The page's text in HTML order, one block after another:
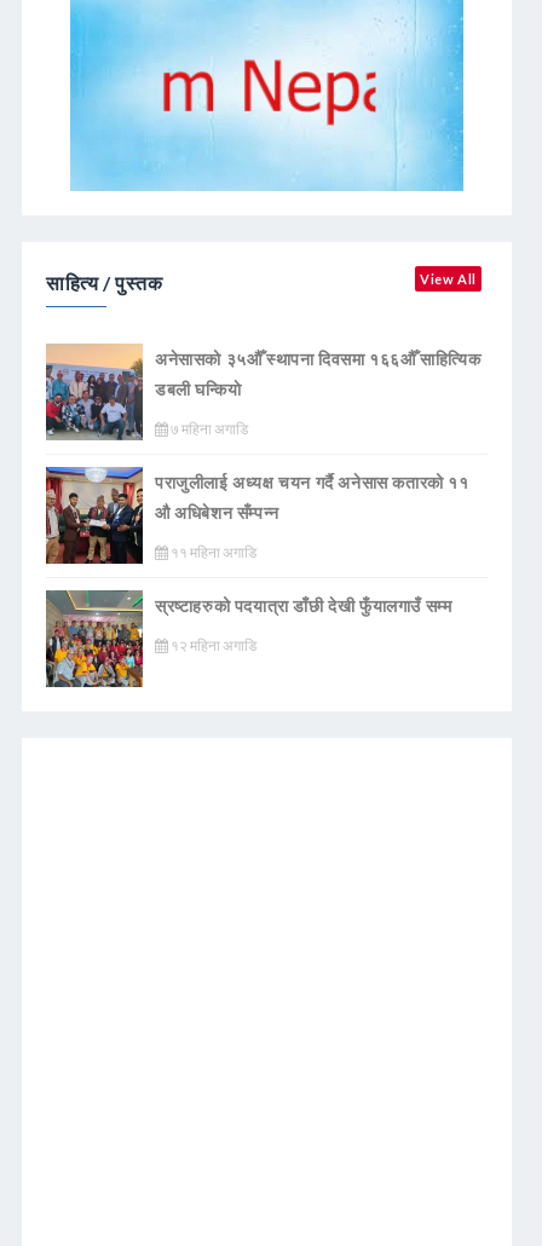
साहित्य / पुस्तक View All
अनेसासको ३५औँ स्थापना दिवसमा १६६औँ साहित्यिक
डबली घन्कियाे
७ महिना अगाडि
पराजुलीलाई अध्यक्ष चयन गर्दै अनेसास कतारको ११
औ अधिबेशन सँम्पन्न
११ महिना अगाडि
स्रष्टाहरुको पदयात्रा डाँछी देखी फुँयालगाउँ सम्म
१२ महिना अगाडि